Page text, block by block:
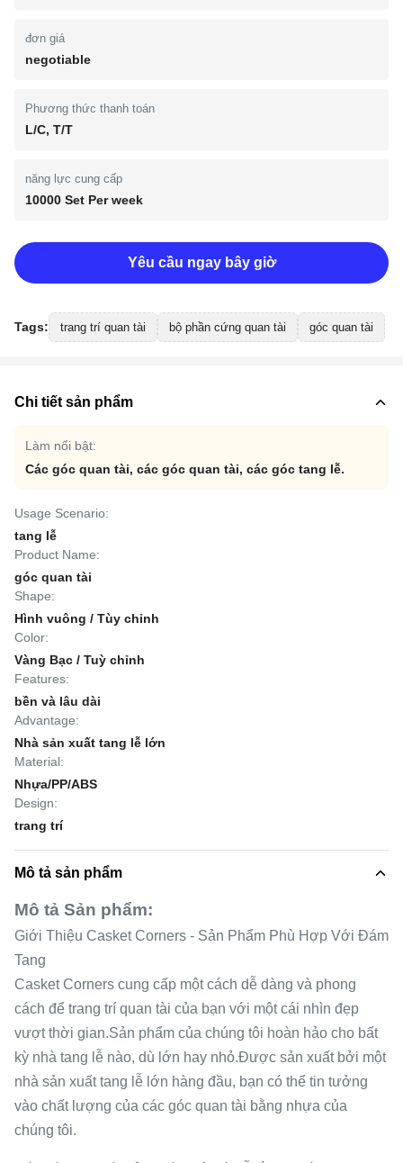
đơn giá
negotiable
Phương thức thanh toán
L/C, T/T
năng lực cung cấp
10000 Set Per week
Yêu cầu ngay bây giờ
Tags: trang trí quan tài bộ phần cứng quan tài góc quan tài
Chi tiết sản phẩm
Làm nổi bật:
Các góc quan tài, các góc quan tài, các góc tang lễ.
Usage Scenario:
tang lễ
Product Name:
góc quan tài
Shape:
Hình vuông / Tùy chỉnh
Color:
Vàng Bạc / Tuỳ chỉnh
Features:
bền và lâu dài
Advantage:
Nhà sản xuất tang lễ lớn
Material:
Nhựa/PP/ABS
Design:
trang trí
Mô tả sản phẩm
Mô tả Sản phẩm:
Giới Thiệu Casket Corners - Sản Phẩm Phù Hợp Với Đám
Tang
Casket Corners cung cấp một cách dễ dàng và phong
cách để trang trí quan tài của bạn với một cái nhìn đẹp
vượt thời gian.Sản phẩm của chúng tôi hoàn hảo cho bất
kỳ nhà tang lễ nào, dù lớn hay nhỏ.Được sản xuất bởi một
nhà sản xuất tang lễ lớn hàng đầu, bạn có thể tin tưởng
vào chất lượng của các góc quan tài bằng nhựa của
chúng tôi.